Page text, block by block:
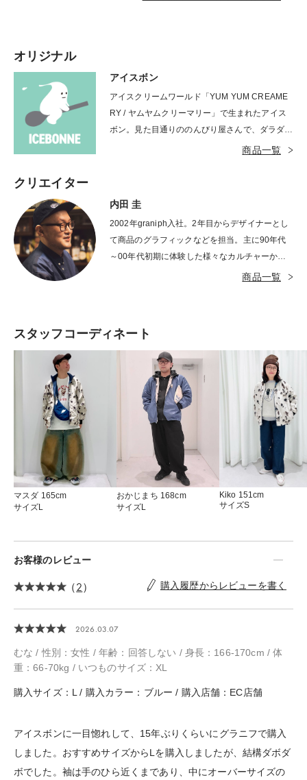
オリジナル
アイスボン
アイスクリームワールド「YUM YUM CREAME
RY / ヤムヤムクリーマリー」で生まれたアイス
ボン。見た目通りののんびり屋さんで、ダラダラ
とマイペースに生きることが信条。大好きなコー
商品一覧
クリエイター
内田 圭
2002年graniph入社。2年目からデザイナーとし
て商品のグラフィックなどを担当。主に90年代
～00年代初期に体験した様々なカルチャーから
多大な影響を受ける。時代・流行の変化にアンテ
象に残る / 思わず写真に撮りたくなるデザインを
心がけている。近年の代表作として「ナガスギル
イヌ」「ネコハイヌハ」「ネコノテモカリタイ」
「ウィークエンドドライブ」「アイアムヒア」等
がある。 LIKES：飲み会 / ジャイアンツ / ネット
ショッピング / Perfume / ガジェット
商品一覧
スタッフコーディネート
マスダ 165cm
サイズL
おかじまち 168cm
サイズL
Kiko 151cm
サイズS
お客様のレビュー
（2） 購入履歴からレビューを書く
2026.03.07
むな / 性別：女性 / 年齢：回答しない / 身長：166-170cm / 体
重：66-70kg / いつものサイズ：XL
購入サイズ：L / 購入カラー：ブルー / 購入店舗：EC店舗
アイスボンに一目惚れして、15年ぶりくらいにグラニフで購入
しました。おすすめサイズからLを購入しましたが、結構ダボダ
ボでした。袖は手のひら近くまであり、中にオーバーサイズの